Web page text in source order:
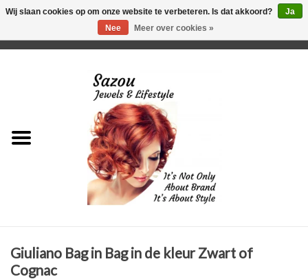
Just for Him
Plus Size Sieraden
Giuliano Bag in Bag in de kleur Zwart of
Cognac
Wij slaan cookies op om onze website te verbeteren. Is dat akkoord?
Ja
Nee
Meer over cookies »